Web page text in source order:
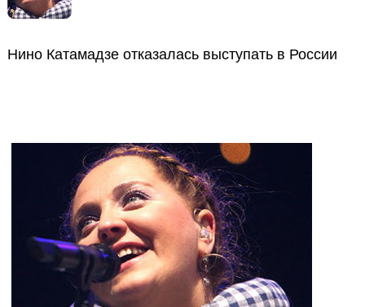
Нино Катамадзе отказалась выступать в России